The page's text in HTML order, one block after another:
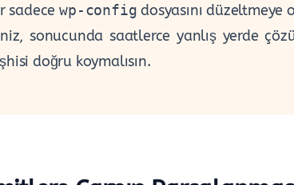
sadecewp-config dosyasını düzeltmeye
sonucunda saatlerce yanlış yerde
doğru koymalısın.